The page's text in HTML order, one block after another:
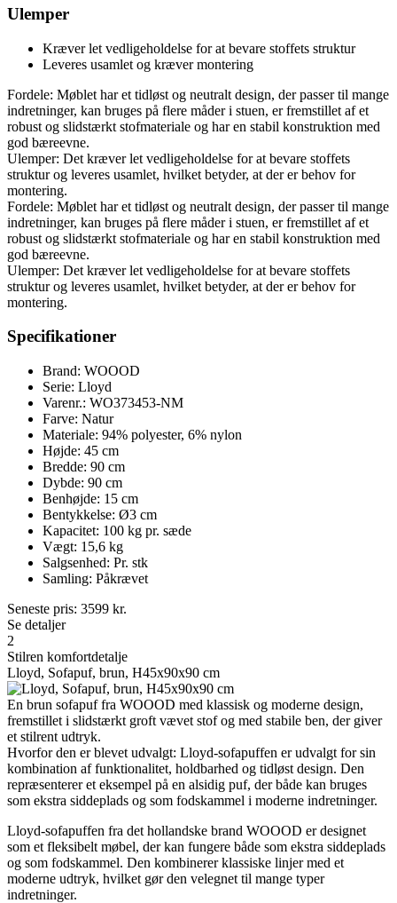
Ulemper
Kræver let vedligeholdelse for at bevare stoffets struktur
Leveres usamlet og kræver montering
Fordele: Møblet har et tidløst og neutralt design, der passer til mange
indretninger, kan bruges på flere måder i stuen, er fremstillet af et
robust og slidstærkt stofmateriale og har en stabil konstruktion med
god bæreevne.
Ulemper: Det kræver let vedligeholdelse for at bevare stoffets
struktur og leveres usamlet, hvilket betyder, at der er behov for
montering.
Fordele: Møblet har et tidløst og neutralt design, der passer til mange
indretninger, kan bruges på flere måder i stuen, er fremstillet af et
robust og slidstærkt stofmateriale og har en stabil konstruktion med
god bæreevne.
Ulemper: Det kræver let vedligeholdelse for at bevare stoffets
struktur og leveres usamlet, hvilket betyder, at der er behov for
montering.
Specifikationer
Brand: WOOOD
Serie: Lloyd
Varenr.: WO373453-NM
Farve: Natur
Materiale: 94% polyester, 6% nylon
Højde: 45 cm
Bredde: 90 cm
Dybde: 90 cm
Benhøjde: 15 cm
Bentykkelse: Ø3 cm
Kapacitet: 100 kg pr. sæde
Vægt: 15,6 kg
Salgsenhed: Pr. stk
Samling: Påkrævet
Seneste pris: 3599 kr.
Se detaljer
2
Stilren komfortdetalje
Lloyd, Sofapuf, brun, H45x90x90 cm
En brun sofapuf fra WOOOD med klassisk og moderne design,
fremstillet i slidstærkt groft vævet stof og med stabile ben, der giver
et stilrent udtryk.
Hvorfor den er blevet udvalgt: Lloyd-sofapuffen er udvalgt for sin
kombination af funktionalitet, holdbarhed og tidløst design. Den
repræsenterer et eksempel på en alsidig puf, der både kan bruges
som ekstra siddeplads og som fodskammel i moderne indretninger.
Lloyd-sofapuffen fra det hollandske brand WOOOD er designet
som et fleksibelt møbel, der kan fungere både som ekstra siddeplads
og som fodskammel. Den kombinerer klassiske linjer med et
moderne udtryk, hvilket gør den velegnet til mange typer
indretninger.